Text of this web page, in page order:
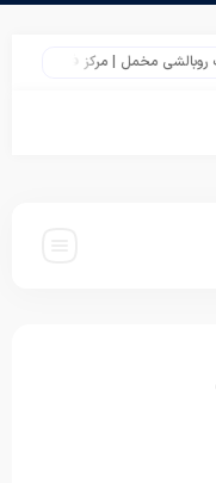
| مرکز فروش روبالشی ایرانی |